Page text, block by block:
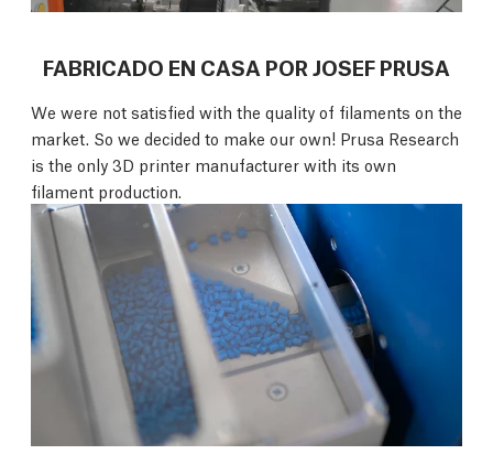
FABRICADO EN CASA POR JOSEF PRUSA
We were not satisfied with the quality of filaments on the
market. So we decided to make our own! Prusa Research
is the only 3D printer manufacturer with its own
filament production.